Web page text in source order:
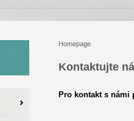
Homepage
Kontaktujte
Pro kontakt s